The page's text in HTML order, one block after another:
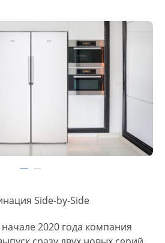
Side-by-Side
2020 года компания